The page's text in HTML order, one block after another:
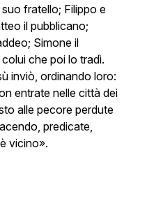
fratello; Filippo e
il pubblicano;
Simone il
che poi lo tradì.
inviò, ordinando loro:
entrate nelle città dei
alle pecore perdute
predicate,
vicino».